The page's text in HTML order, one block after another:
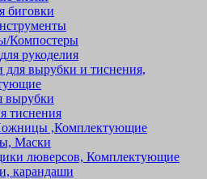
биговки
Компостеры
рукоделия
вырубки и тиснения,
вырубки
тиснения
,Комплектующие
Маски
люверсов, Комплектующие
карандаши